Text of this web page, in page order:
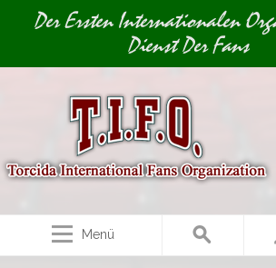
Image 01Der Ersten Internationalen
Dienst Der Fans
Menü